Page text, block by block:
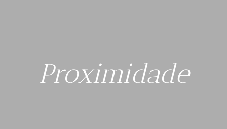
Proximidade